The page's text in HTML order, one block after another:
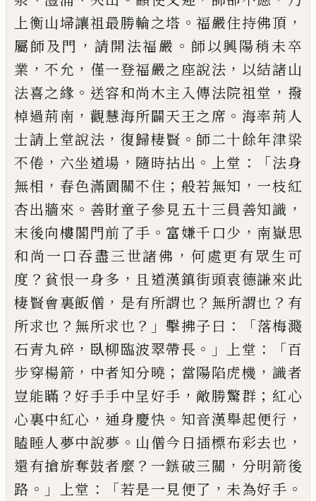
上衡山埽讓祖最勝輪之塔 。福嚴住持佛頂 ，
屬師及門 ， 請開法福嚴 。 師以興陽稍未卒
業 ，不允 ， 僅一登福嚴之座說法 ， 以結諸山
法喜之緣 。 送容和尚木主入傳法院祖堂 ， 撥
棹過荊南 ， 觀慧海所闢天王之席 。 海率荊人
士請上堂說法 ， 復歸棲賢 。 師二十餘年津梁
不倦 ， 六坐道場 ， 隨時拈出 。 上堂 ：「法身
無相 ， 春色滿園關不住 ； 般若無知 ， 一枝紅
杏出牆來 。 善財童子參見五十三員善知識 ，
末後向樓閣門前了手 。 富嫌千口少 ， 南嶽思
和尚一口吞盡三世諸佛 ， 何處更有眾生可
度 ？ 貧恨一身多 ， 且道漢鎮街頭袁德謙來此
棲賢會裏飯僧 ， 是有所謂也 ？ 無所謂也 ？ 有
所求也 ？ 無所求也 ？」擊拂子曰 ：「落梅濺
石青丸碎 ， 臥柳臨波翠帶長 。」 上堂 ：「百
步穿楊箭 ， 中者知分曉 ； 當陽陷虎機 ， 識者
豈能瞞 ？好手手中呈好手 ， 敵勝驚群 ； 紅心
心裏中紅心 ， 通身慶快 。 知音漢舉起便行 ，
瞌睡人夢中說夢 。 山僧今日插標布彩去也 ，
還有搶旂奪鼓者麼 ？ 一鏃破三關 ， 分明箭後
路 。」 上堂 ：「若是一見便了 ， 未為好手 。